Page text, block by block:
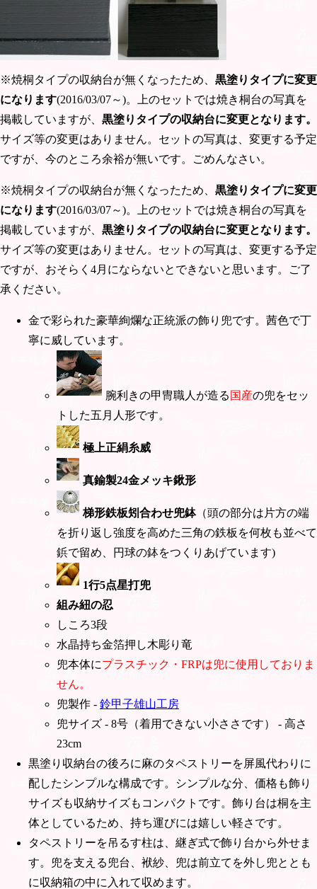
※焼桐タイプの収納台が無くなったため、 黒塗りタイプに変更
になります(2016/03/07～)。上のセットでは焼き桐台の写真を
掲載していますが、 黒塗りタイプの収納台に変更となります。
サイズ等の変更はありません。セットの写真は、変更する予定
ですが、今のところ余裕が無いです。ごめんなさい。
※焼桐タイプの収納台が無くなったため、 黒塗りタイプに変更
になります(2016/03/07～)。上のセットでは焼き桐台の写真を
掲載していますが、 黒塗りタイプの収納台に変更となります。
サイズ等の変更はありません。セットの写真は、変更する予定
ですが、おそらく4月にならないとできないと思います。ご了
承ください。
金で彩られた豪華絢爛な正統派の飾り兜です。茜色で丁
寧に威しています。
腕利きの甲冑職人が造る 国産の兜をセッ
トした五月人形です。
極上正絹糸威
真鍮製24金メッキ鍬形
梯形鉄板矧合わせ兜鉢（頭の部分は片方の端
を折り返し強度を高めた三角の鉄板を何枚も並べて
鋲で留め、円球の鉢をつくりあげています)
1行5点星打兜
組み紐の忍
しころ3段
水晶持ち金箔押し木彫り竜
兜本体にプラスチック・FRPは兜に使用しておりま
せん。
兜製作 - 鈴甲子雄山工房
兜サイズ - 8号（着用できない小ささです） - 高さ
23cm
黒塗り収納台の後ろに麻のタペストリーを屏風代わりに
配したシンプルな構成です。シンプルな分、価格も飾り
サイズも収納サイズもコンパクトです。飾り台は桐を主
体としているため、持ち運びには嬉しい軽さです。
タペストリーを吊るす柱は、継ぎ式で飾り台から外せま
す。兜を支える兜台、袱紗、兜は前立てを外し兜ととも
に収納箱の中に入れて収めます。